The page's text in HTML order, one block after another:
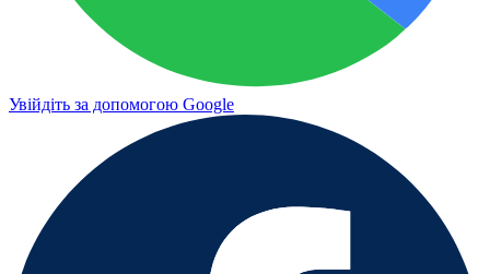
Увійдіть за допомогою Google